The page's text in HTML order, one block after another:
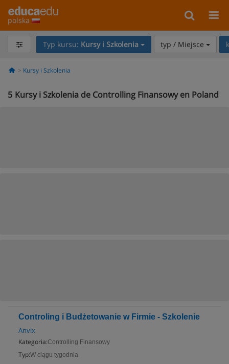
polska
Typ kursu: Kursy i Szkolenia typ / Miejsce
Kursy i Szkolenia
5 Kursy i Szkolenia de Controlling Finansowy en Poland
Controling i Budżetowanie w Firmie - Szkolenie
Anvix
Kategoria:Controlling Finansowy
Typ:W ciągu tygodnia